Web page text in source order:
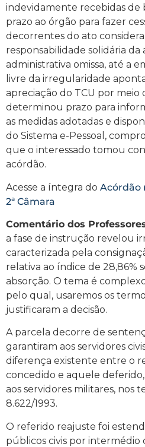
indevidamente recebidas de
prazo ao órgão para fazer
decorrentes do ato
responsabilidade solidária
administrativa omissa, até a
livre da irregularidade
apreciação do TCU por meio
determinou prazo para
as medidas adotadas e
do Sistema e-Pessoal,
que o interessado tomou
acórdão.
Acesse a íntegra do Acórdão
2ª Câmara
Comentário dos
a fase de instrução revelou
caracterizada pela
relativa ao índice de 28,86%
absorção. O tema é
pelo qual, usaremos os
justificaram a decisão.
A parcela decorre de
garantiram aos servidores
diferença existente entre o
concedido e aquele deferido,
aos servidores militares, nos
8.622/1993.
O referido reajuste foi
públicos civis por intermédio